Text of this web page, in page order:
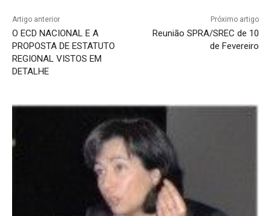
Artigo anterior
O ECD NACIONAL E A
PROPOSTA DE ESTATUTO
REGIONAL VISTOS EM
DETALHE
Próximo artigo
Reunião SPRA/SREC de 10
de Fevereiro